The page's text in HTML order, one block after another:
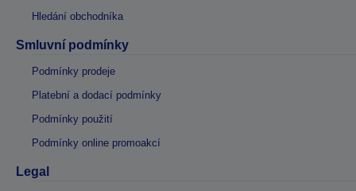
Hledání obchodníka
Smluvní podmínky
Podmínky prodeje
Platební a dodací podmínky
Podmínky použití
Podmínky online promoakcí
Legal